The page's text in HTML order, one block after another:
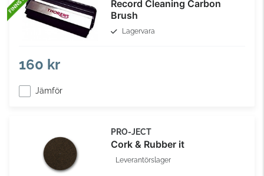
Record Cleaning Carbon
Brush
Lagervara
160 kr
Jämför
PRO-JECT
Cork & Rubber it
Leverantörslager